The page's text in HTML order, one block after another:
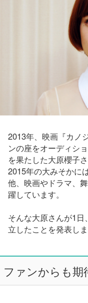
2013年、映画『カノ
ンの座をオーディシ
を果たした大原櫻子さ
2015年の大みそかに
他、映画やドラマ、
躍しています。
そんな大原さんが1
立したことを発表しま
ファンからも期